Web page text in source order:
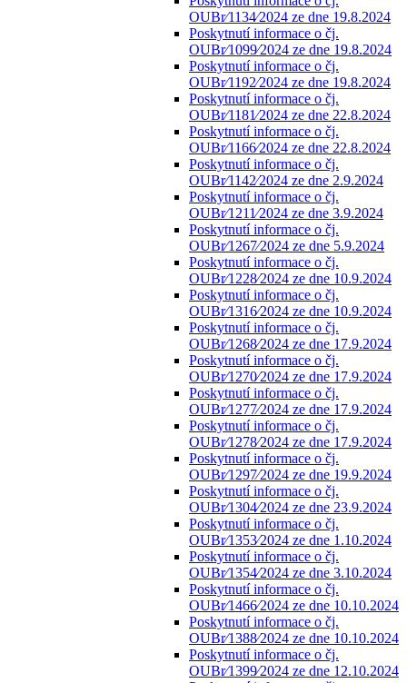
OUBr⁄1134⁄2024 ze dne 19.8.2024
Poskytnutí informace o čj.
OUBr⁄1099⁄2024 ze dne 19.8.2024
Poskytnutí informace o čj.
OUBr⁄1192⁄2024 ze dne 19.8.2024
Poskytnutí informace o čj.
OUBr⁄1181⁄2024 ze dne 22.8.2024
Poskytnutí informace o čj.
OUBr⁄1166⁄2024 ze dne 22.8.2024
Poskytnutí informace o čj.
OUBr⁄1142⁄2024 ze dne 2.9.2024
Poskytnutí informace o čj.
OUBr⁄1211⁄2024 ze dne 3.9.2024
Poskytnutí informace o čj.
OUBr⁄1267⁄2024 ze dne 5.9.2024
Poskytnutí informace o čj.
OUBr⁄1228⁄2024 ze dne 10.9.2024
Poskytnutí informace o čj.
OUBr⁄1316⁄2024 ze dne 10.9.2024
Poskytnutí informace o čj.
OUBr⁄1268⁄2024 ze dne 17.9.2024
Poskytnutí informace o čj.
OUBr⁄1270⁄2024 ze dne 17.9.2024
Poskytnutí informace o čj.
OUBr⁄1277⁄2024 ze dne 17.9.2024
Poskytnutí informace o čj.
OUBr⁄1278⁄2024 ze dne 17.9.2024
Poskytnutí informace o čj.
OUBr⁄1297⁄2024 ze dne 19.9.2024
Poskytnutí informace o čj.
OUBr⁄1304⁄2024 ze dne 23.9.2024
Poskytnutí informace o čj.
OUBr⁄1353⁄2024 ze dne 1.10.2024
Poskytnutí informace o čj.
OUBr⁄1354⁄2024 ze dne 3.10.2024
Poskytnutí informace o čj.
OUBr⁄1466⁄2024 ze dne 10.10.2024
Poskytnutí informace o čj.
OUBr⁄1388⁄2024 ze dne 10.10.2024
Poskytnutí informace o čj.
OUBr⁄1399⁄2024 ze dne 12.10.2024